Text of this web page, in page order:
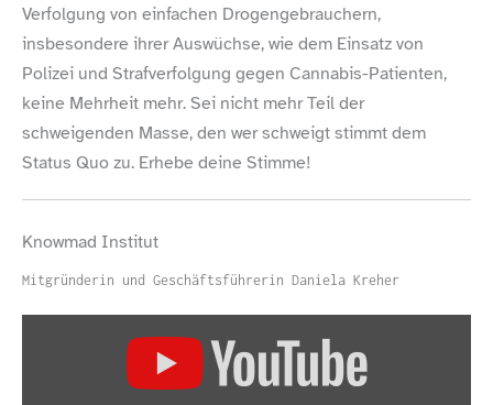
Verfolgung von einfachen Drogengebrauchern,
insbesondere ihrer Auswüchse, wie dem Einsatz von
Polizei und Strafverfolgung gegen Cannabis-​Patienten,
keine Mehrheit mehr. Sei nicht mehr Teil der
schweigenden Masse, den wer schweigt stimmt dem
Status Quo zu. Erhebe deine Stimme!
Knowmad Institut
Mitgründerin und Geschäftsführerin Daniela Kreher